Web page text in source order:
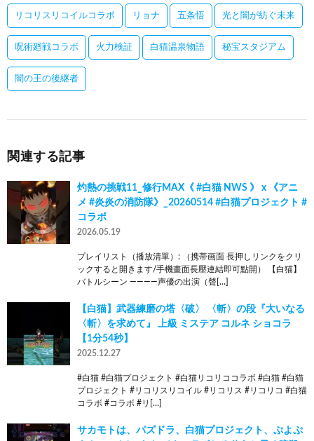
リコリスリコイルコラボ リョナ 五条悟 光と闇が紡ぐ未来
呪術廻戦コラボ 火力検証 白猫温泉物語 秘宝スタジアム
闇の王の後継者
関連する記事
灼熱の挑戦11_修行MAX《 #白猫 NWS 》 x 《アニ
メ #炎炎の消防隊》_20260514 #白猫プロジェクト #
コラボ
2026.05.19
プレイリスト（播放清單）: （携帯画面 長押しリンクをクリ
ックすると開きます/手機畫面長壓連結即可點開） 【白猫】
バトルシーン ————声優の出演（聲[…]
【白猫】武器練磨の塔〈破〉 〈斬〉の段『大いなる
〈斬〉を求めて』 上級 ミステア コルネ ショコラ
【1分54秒】
2025.12.27
#白猫 #白猫プロジェクト #白猫リコリココラボ #白猫 #白猫
プロジェクト #リコリスリコイル #リコリス #リコリコ #白猫
コラボ #コラボ #リ[…]
サカモトは、パズドラ、白猫プロジェクト、ぷよぷ